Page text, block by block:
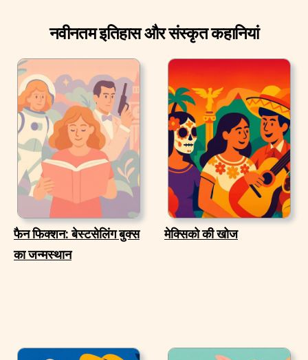
नवीनतम इतिहास और संस्कृत कहानियां
फैन फिक्शन: बेस्टसेलिंग बुक्स
का जन्मस्थान
मेक्सिको की खोज